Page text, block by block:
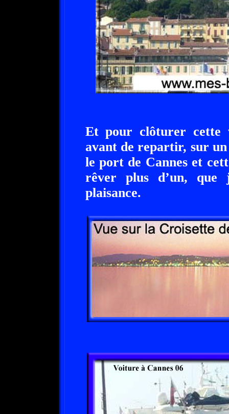
Et pour clôturer cette
avant de repartir, sur
le port de Cannes et
rêver plus d’un, que
plaisance.